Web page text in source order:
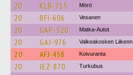
20 KLB-715 Mörö
20 BFI-606 Vesanen
20 GAP-520 Matka-Autot
20 GAJ-976 Valkeakosken Liikenn
20 AFJ-458 Koivuranta
20 JEZ-870 Turkubus